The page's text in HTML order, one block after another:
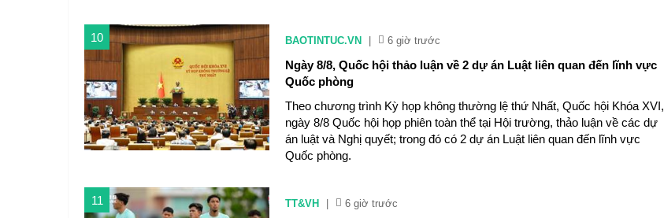
10 BAOTINTUC.VN 6 giờ trước
Ngày 8/8, Quốc hội thảo luận về 2 dự án Luật liên quan đến lĩnh vực
Quốc phòng
Theo chương trình Kỳ họp không thường lệ thứ Nhất, Quốc hội Khóa XVI,
ngày 8/8 Quốc hội họp phiên toàn thể tại Hội trường, thảo luận về các dự
án luật và Nghị quyết; trong đó có 2 dự án Luật liên quan đến lĩnh vực
Quốc phòng.
11 TT&VH 6 giờ trước